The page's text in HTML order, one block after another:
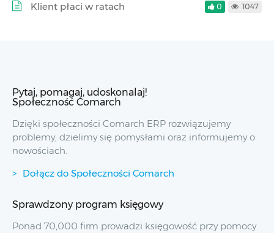
Klient płaci w ratach 0 1047
Pytaj, pomagaj, udoskonalaj!
Społeczność Comarch
Dzięki społeczności Comarch ERP rozwiązujemy
problemy, dzielimy się pomysłami oraz informujemy o
nowościach.
Dołącz do Społeczności Comarch
Sprawdzony program księgowy
Ponad 70,000 firm prowadzi księgowość przy pomocy